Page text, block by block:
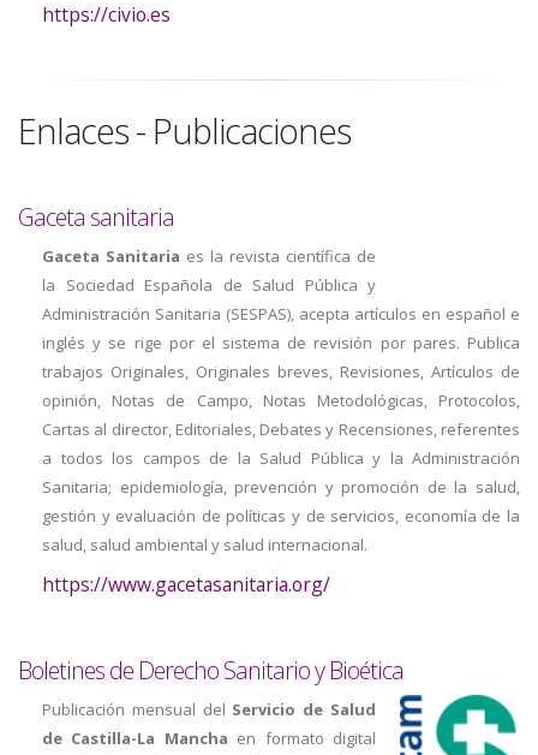
https://civio.es
Enlaces - Publicaciones
Gaceta sanitaria
Gaceta Sanitaria es la revista científica de
la Sociedad Española de Salud Pública y
Administración Sanitaria (SESPAS), acepta artículos en español e
inglés y se rige por el sistema de revisión por pares. Publica
trabajos Originales, Originales breves, Revisiones, Artículos de
opinión, Notas de Campo, Notas Metodológicas, Protocolos,
Cartas al director, Editoriales, Debates y Recensiones, referentes
a todos los campos de la Salud Pública y la Administración
Sanitaria; epidemiología, prevención y promoción de la salud,
gestión y evaluación de políticas y de servicios, economía de la
salud, salud ambiental y salud internacional.
https://www.gacetasanitaria.org/
Boletines de Derecho Sanitario y Bioética
Publicación mensual del Servicio de Salud
de Castilla-La Mancha en formato digital